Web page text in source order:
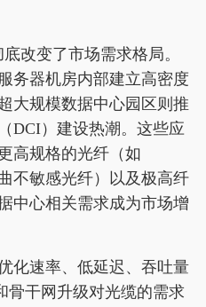
改变了市场需求格局。
务器机房内部建立高密度
大规模数据中心园区则推
DCI）建设热潮。这些应
高规格的光纤（如
不敏感光纤）以及极高纤
中心相关需求成为市场增
化速率、低延迟、吞吐量
骨干网升级对光缆的需求